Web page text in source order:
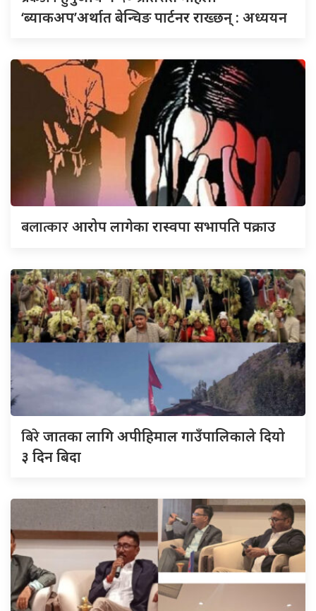
‘ब्याकअप’अर्थात बेन्चिङ पार्टनर राख्छन् : अध्ययन
बलात्कारआरोप लागेका रास्वपा सभापति पक्राउ
बिरेजातका लागि अपीहिमाल गाउँपालिकाले दियो
३ दिन बिदा